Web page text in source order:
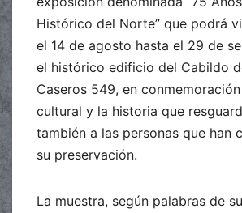
Histórico del Norte” que podrá
el 14 de agosto hasta el 29 de
el histórico edificio del Cabildo
Caseros 549, en
cultural y la historia que
también a las personas que han
su preservación.
La muestra, según palabras de